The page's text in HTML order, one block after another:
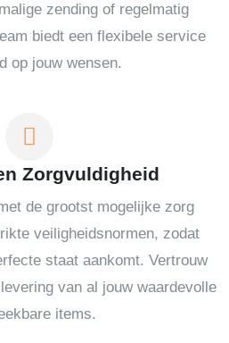
zending of regelmatig
biedt een flexibele service
op jouw wensen.
Zorgvuldigheid
de grootst mogelijke zorg
veiligheidsnormen, zodat
staat aankomt. Vertrouw
van al jouw waardevolle
items.